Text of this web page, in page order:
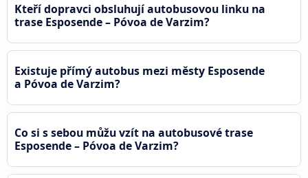
Kteří dopravci obsluhují autobusovou linku na
trase Esposende – Póvoa de Varzim?
Existuje přímý autobus mezi městy Esposende
a Póvoa de Varzim?
Co si s sebou můžu vzít na autobusové trase
Esposende – Póvoa de Varzim?